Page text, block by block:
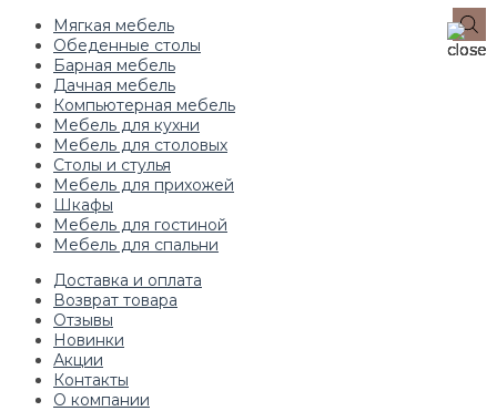
Мягкая мебель
Обеденные столы
Барная мебель
Дачная мебель
Компьютерная мебель
Мебель для кухни
Мебель для столовых
Столы и стулья
Мебель для прихожей
Шкафы
Мебель для гостиной
Мебель для спальни
Доставка и оплата
Возврат товара
Отзывы
Новинки
Акции
Контакты
О компании